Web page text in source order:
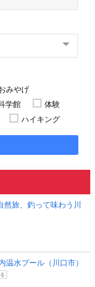
みやげ
学館
体験
ハイキング
旅、釣って味わう川
温水プール（川口市）